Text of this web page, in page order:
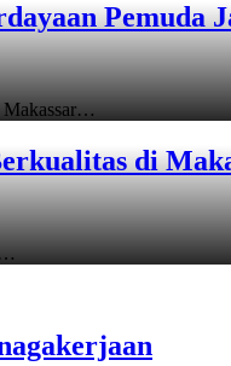
Pemuda
Makassar…
di